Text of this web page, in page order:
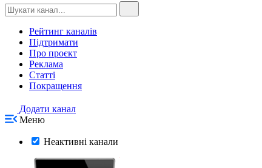
Рейтинг каналів
Підтримати
Про проєкт
Реклама
Статті
Покращення
Додати канал
Меню
Неактивні канали